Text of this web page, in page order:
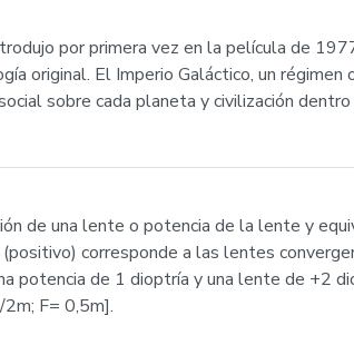
por primera vez en la película de
original. El Imperio Galáctico, un régimen
sobre cada planeta y civilización
de una lente o potencia de la lente y
corresponde a las lentes
potencia de 1 dioptría y una lente de +2
F= 0,5m].